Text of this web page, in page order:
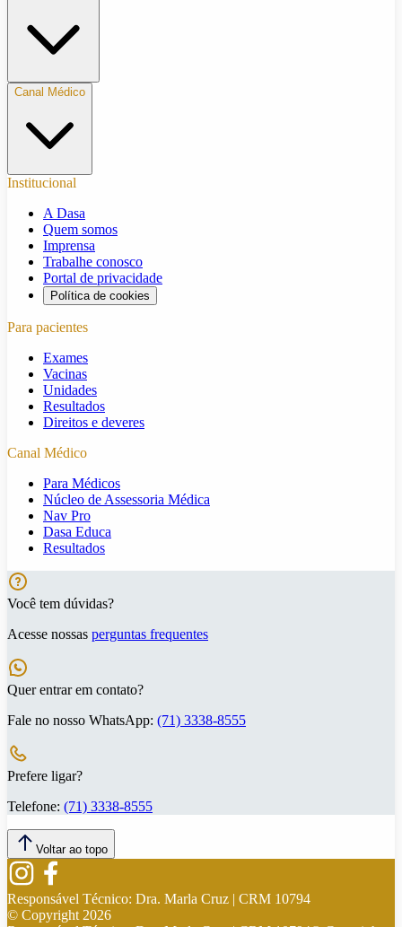
Canal Médico
Institucional
A Dasa
Quem somos
Imprensa
Trabalhe conosco
Portal de privacidade
Política de cookies
Para pacientes
Exames
Vacinas
Unidades
Resultados
Direitos e deveres
Canal Médico
Para Médicos
Núcleo de Assessoria Médica
Nav Pro
Dasa Educa
Resultados
Você tem dúvidas?
Acesse nossas perguntas frequentes
Quer entrar em contato?
Fale no nosso WhatsApp: (71) 3338-8555
Prefere ligar?
Telefone: (71) 3338-8555
Voltar ao topo
Responsável Técnico: Dra. Marla Cruz | CRM 10794
© Copyright 2026